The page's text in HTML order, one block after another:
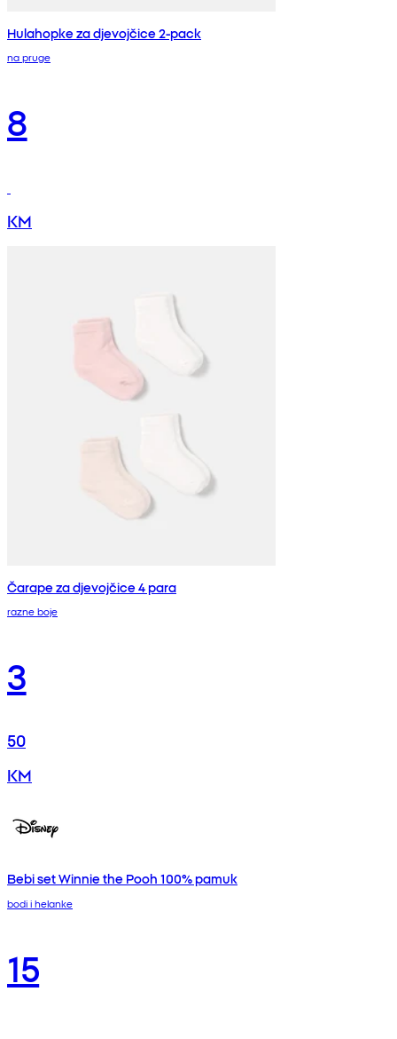
Hulahopke za djevojčice 2-pack
na pruge
8
KM
Čarape za djevojčice 4 para
razne boje
3
50
KM
Bebi set Winnie the Pooh 100% pamuk
bodi i helanke
15